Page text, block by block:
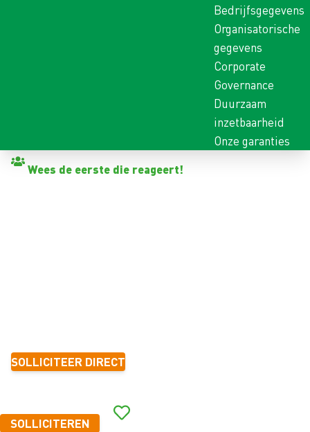
Bedrijfsgegevens
Organisatorische
gegevens
Corporate
Governance
Duurzaam
inzetbaarheid
Onze garanties
Wees de eerste die reageert!
SOLLICITEER DIRECT
SOLLICITEREN